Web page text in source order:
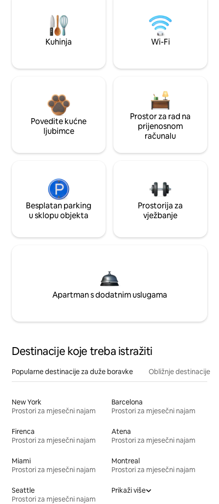
Kuhinja Wi-Fi
Povedite kućne
ljubimce
Prostor za rad na
prijenosnom
računalu
Besplatan parking
u sklopu objekta
Prostorija za
vježbanje
Apartman s dodatnim uslugama
Destinacije koje treba istražiti
Popularne destinacije za duže boravke Obližnje destinacije
New York
Prostori za mjesečni najam
Barcelona
Prostori za mjesečni najam
Firenca
Prostori za mjesečni najam
Atena
Prostori za mjesečni najam
Miami
Prostori za mjesečni najam
Montreal
Prostori za mjesečni najam
Seattle
Prostori za mjesečni najam
Prikaži više